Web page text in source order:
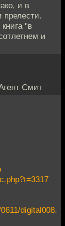
и в
прелести.
"в
и
Смит
digital008.